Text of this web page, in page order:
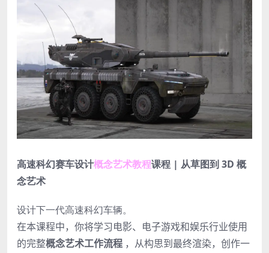
高速科幻赛车设计概念艺术教程课程 | 从草图到 3D 概
念艺术
设计下一代高速科幻车辆。
在本课程中，你将学习电影、电子游戏和娱乐行业使用
的完整概念艺术工作流程 ，从构思到最终渲染，创作一